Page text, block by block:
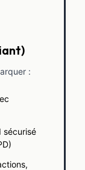
:
sécurisé